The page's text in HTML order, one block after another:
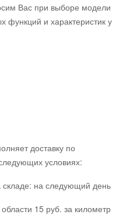
Вас при выборе модели
функций и характеристик у
доставку по
условиях:
складе: на следующий день
15 руб. за километр